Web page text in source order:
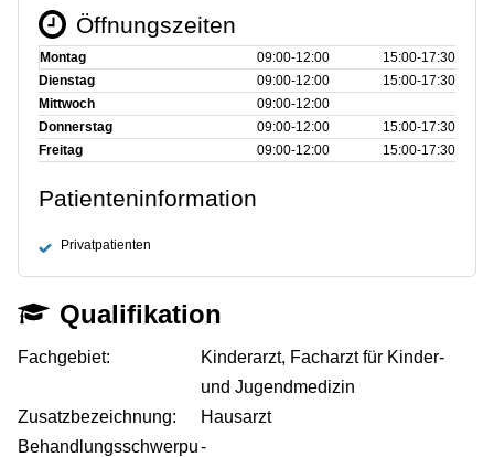
Öffnungszeiten
Montag 09:00‑12:00
15:00‑17:30
Dienstag
09:00‑12:00
15:00‑17:30
Mittwoch
09:00‑12:00
Donnerstag
09:00‑12:00
15:00‑17:30
Freitag
09:00‑12:00 15:00‑17:30
Patienteninformation
Privatpatienten
Qualifikation
Fachgebiet:
Kinderarzt, Facharzt für Kinder-
und Jugendmedizin
Zusatzbezeichnung:
Hausarzt
Behandlungsschwerpu-